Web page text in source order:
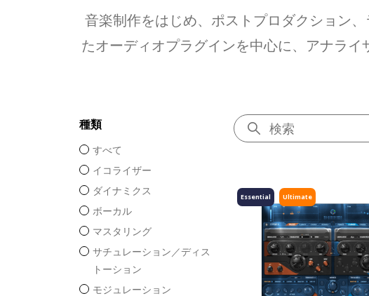
音楽制作をはじめ、ポストプロダクション
たオーディオプラグインを中心に、アナラ
種類
すべて
イコライザー
ダイナミクス
ボーカル
マスタリング
サチュレーション／ディス
トーション
モジュレーション
Ultimate
Essential